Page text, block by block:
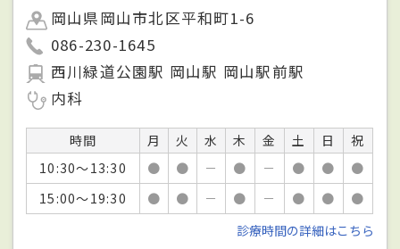
岡山県岡山市北区平和町1-6
086-230-1645
西川緑道公園駅 岡山駅 岡山駅前駅
内科
時間 月 火 水 木 金 土 日
祝
10:30～13:30
● ● － ● － ● ●
●
15:00～19:30
● ● － ● － ● ●
●
診療時間の詳細はこちら